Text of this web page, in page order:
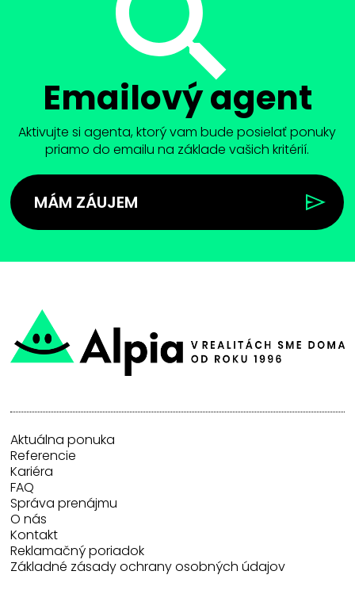
Emailový agent
Aktivujte si agenta, ktorý vam bude posielať ponuky
priamo do emailu na základe vašich kritérií.
MÁM ZÁUJEM
Aktuálna ponuka
Referencie
Kariéra
FAQ
Správa prenájmu
O nás
Kontakt
Reklamačný poriadok
Základné zásady ochrany osobných údajov